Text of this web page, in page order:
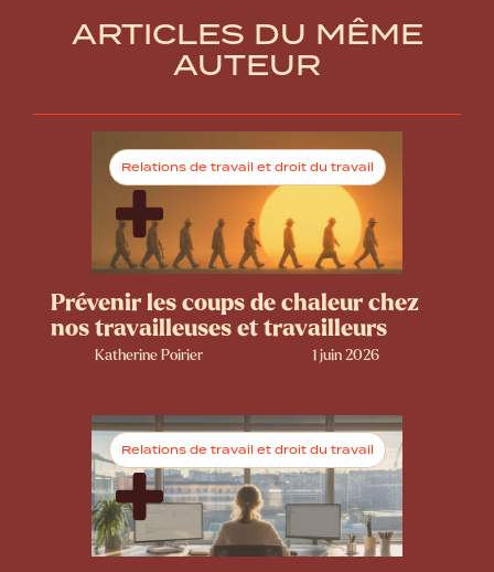
ARTICLES DU MÊME
AUTEUR
Relations de travail et droit du travail
Prévenir les coups de chaleur chez
nos travailleuses et travailleurs
Katherine Poirier 1 juin 2026
Relations de travail et droit du travail